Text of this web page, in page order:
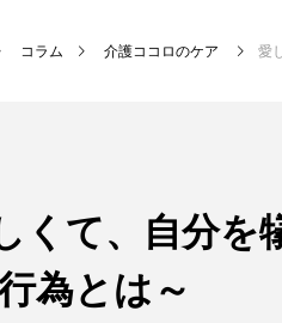
コラム 介護ココロのケア 愛して
くて、自分を
為とは～